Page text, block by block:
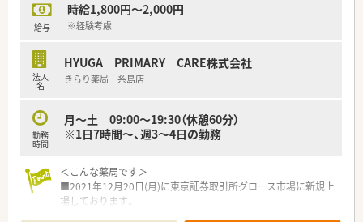
■有給休暇を気兼ねなく100％消化できる職場をお探しの方や、
私生活の充実を第一に考えている方に最適な環境です。
りの趣味や家族との時間を大切にしたい方におすすめです。
■風通しが良く、経営陣に対していつでも現場の声をダイレクト
に届けられる小規模な個人薬局を希望する方に最適です。
給与
時給1,800円～2,000円
※経験考慮
法人
名
HYUGA PRIMARY CARE株式会社
きらり薬局 糸島店
勤務
時間
月～土 09:00～19:30（休憩60分）
※1日7時間～、週3～4日の勤務
＜こんな薬局です＞
■2021年12月20日(月)に東京証券取引所グロース市場に新規上
場しております。